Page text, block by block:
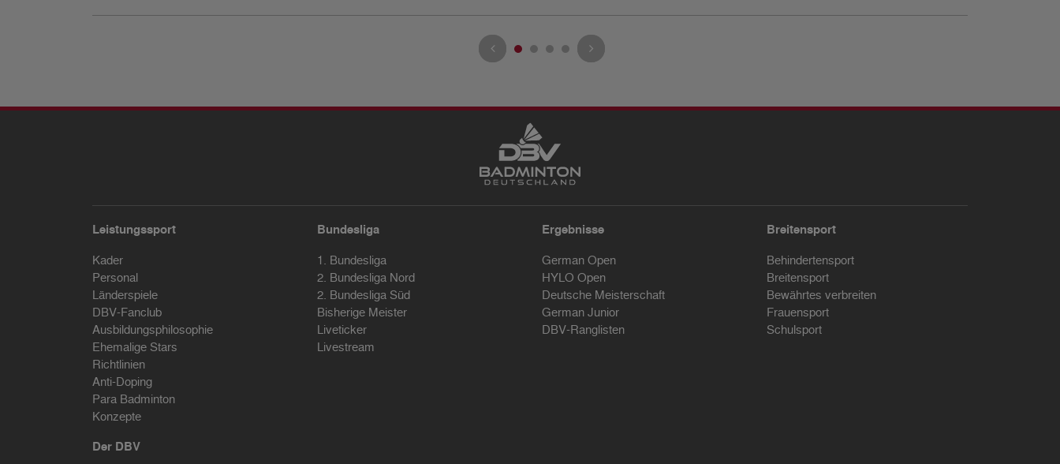
Leistungssport
Kader
Personal
Länderspiele
DBV-Fanclub
Ausbildungsphilosophie
Ehemalige Stars
Richtlinien
Anti-Doping
Para Badminton
Konzepte
Bundesliga
1. Bundesliga
2. Bundesliga Nord
2. Bundesliga Süd
Bisherige Meister
Liveticker
Livestream
Ergebnisse
German Open
HYLO Open
Deutsche Meisterschaft
German Junior
DBV-Ranglisten
Breitensport
Behindertensport
Breitensport
Bewährtes verbreiten
Frauensport
Schulsport
Der DBV